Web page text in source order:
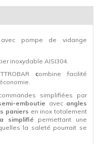
pompe de vidange
inoxydable AISI304.
combine facilité
simplifiées par
emboutie avecangles
paniers en inox totalement
simplifié permettant une
la saleté pourrait se